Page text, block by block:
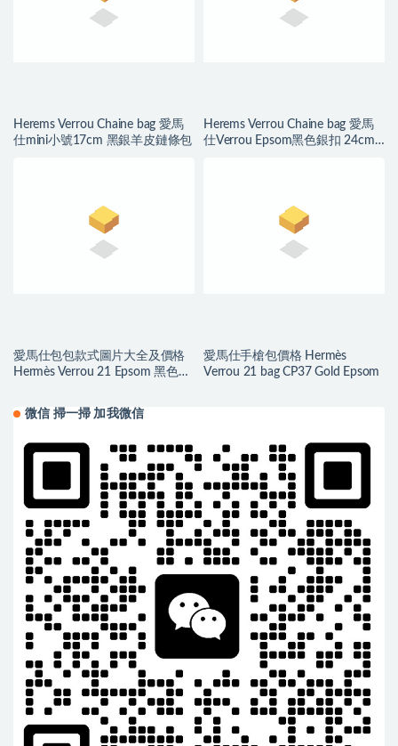
Herems Verrou Chaine bag 愛馬
仕mini小號17cm 黑銀羊皮鏈條包
Herems Verrou Chaine bag 愛馬
仕Verrou Epsom黑色銀扣 24cm
愛馬仕包包款式圖片大全及價格
Hermès Verrou 21 Epsom 黑色
愛馬仕手槍包價格 Hermès
Verrou 21 bag CP37 Gold Epsom
微信 掃一掃 加我微信